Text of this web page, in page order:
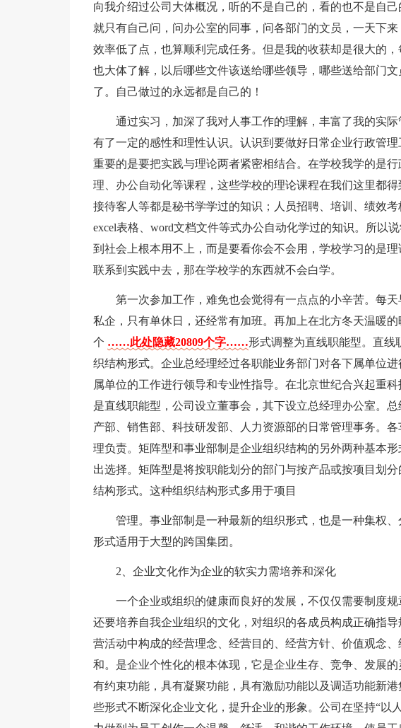
向我介绍过公司大体概况，听的不是自己的，看的也不是自
就只有自己问，问办公室的同事，问各部门的文员，一天下
效率低了点，也算顺利完成任务。但是我的收获却是很大的
也大体了解，以后哪些文件该送给哪些领导，哪些送给部门
了。自己做过的永远都是自己的！
通过实习，加深了我对人事工作的理解，丰富了我的实
有了一定的感性和理性认识。认识到要做好日常企业行政管
重要的是要把实践与理论两者紧密相结合。在学校我学的是
理、办公自动化等课程，这些学校的理论课程在我们这里都
接待客人等都是秘书学学过的知识；人员招聘、培训、绩效
excel表格、word文档文件等式办公自动化学过的知识。所以
到社会上根本用不上，而是要看你会不会用，学校学习的是
联系到实践中去，那在学校学的东西就不会白学。
第一次参加工作，难免也会觉得有一点点的小辛苦。每
私企，只有单休日，还经常有加班。再加上在北方冬天温暖
个 ……此处隐藏20809个字……形式调整为直线职能型。直线
织结构形式。企业总经理经过各职能业务部门对各下属单位
属单位的工作进行领导和专业性指导。在北京世纪合兴起重
是直线职能型，公司设立董事会，其下设立总经理办公室。
产部、销售部、科技研发部、人力资源部的日常管理事务。
理负责。矩阵型和事业部制是企业组织结构的另外两种基本
出选择。矩阵型是将按职能划分的部门与按产品或按项目划
结构形式。这种组织结构形式多用于项目
管理。事业部制是一种最新的组织形式，也是一种集权
形式适用于大型的跨国集团。
2、企业文化作为企业的软实力需培养和深化
一个企业或组织的健康而良好的发展，不仅仅需要制度
还要培养自我企业组织的文化，对组织的各成员构成正确指
营活动中构成的经营理念、经营目的、经营方针、价值观念
和。是企业个性化的根本体现，它是企业生存、竞争、发展
有约束功能，具有凝聚功能，具有激励功能以及调适功能新
些形式不断深化企业文化，提升企业的形象。公司在坚持“以